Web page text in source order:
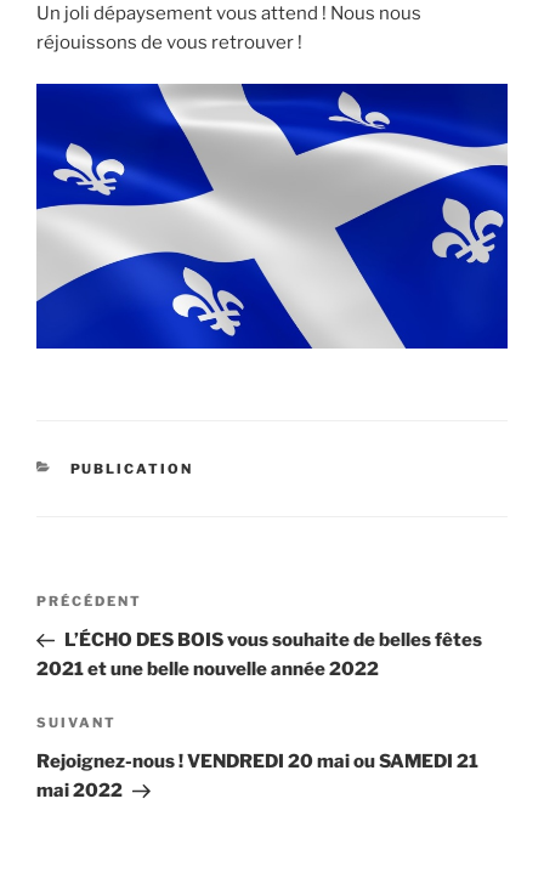
Un joli dépaysement vous attend ! Nous nous
réjouissons de vous retrouver !
CATÉGORIES
PUBLICATION
Navigation
l’article
Article
précédent
PRÉCÉDENT
L’ÉCHO DES BOIS vous souhaite de belles fêtes
2021 et une belle nouvelle année 2022
Article
suivant
SUIVANT
Rejoignez-nous ! VENDREDI 20 mai ou SAMEDI 21
mai 2022